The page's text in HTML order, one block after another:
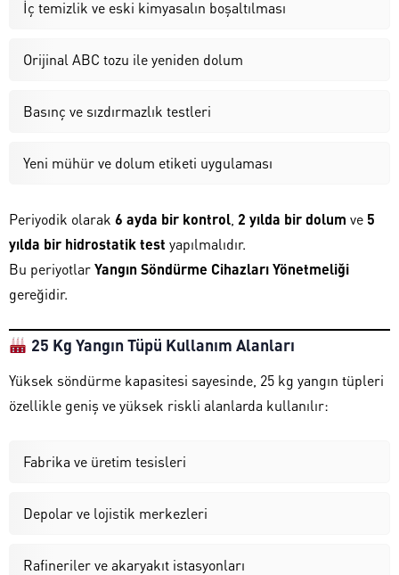
İç temizlik ve eski kimyasalın boşaltılması
Orijinal ABC tozu ile yeniden dolum
Basınç ve sızdırmazlık testleri
Yeni mühür ve dolum etiketi uygulaması
Periyodik olarak 6 ayda bir kontrol 2 yılda bir dolum ve 5
yılda bir hidrostatik test yapılmalıdır.
Bu periyotlarYangın Söndürme Cihazları Yönetmeliği
gereğidir.
25 Kg Yangın Tüpü Kullanım Alanları
Yüksek söndürme kapasitesi sayesinde, 25 kg yangın tüpleri
özellikle geniş ve yüksek riskli alanlarda kullanılır:
Fabrika ve üretim tesisleri
Depolar ve lojistik merkezleri
Rafineriler ve akaryakıt istasyonları